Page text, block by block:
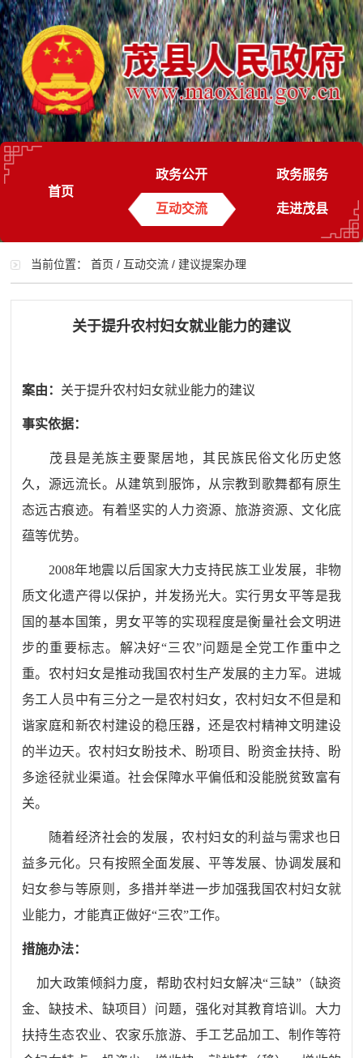
首页
政务公开 政务服务
互动交流 走进茂县
当前位置：首页 / 互动交流 / 建议提案办理
关于提升农村妇女就业能力的建议
案由： 关于提升农村妇女就业能力的建议
事实依据：
茂县是羌族主要聚居地，其民族民俗文化历史悠
久，源远流长。从建筑到服饰，从宗教到歌舞都有原生
态远古痕迹。有着坚实的人力资源、旅游资源、文化底
蕴等优势。
2008年地震以后国家大力支持民族工业发展，非物
质文化遗产得以保护，并发扬光大。实行男女平等是我
国的基本国策，男女平等的实现程度是衡量社会文明进
步的重要标志。解决好“三农”问题是全党工作重中之
重。农村妇女是推动我国农村生产发展的主力军。进城
务工人员中有三分之一是农村妇女，农村妇女不但是和
谐家庭和新农村建设的稳压器，还是农村精神文明建设
的半边天。农村妇女盼技术、盼项目、盼资金扶持、盼
多途径就业渠道。社会保障水平偏低和没能脱贫致富有
关。
随着经济社会的发展，农村妇女的利益与需求也日
益多元化。只有按照全面发展、平等发展、协调发展和
妇女参与等原则，多措并举进一步加强我国农村妇女就
业能力，才能真正做好“三农”工作。
措施办法：
加大政策倾斜力度，帮助农村妇女解决“三缺”（缺资
金、缺技术、缺项目）问题，强化对其教育培训。大力
扶持生态农业、农家乐旅游、手工艺品加工、制作等符